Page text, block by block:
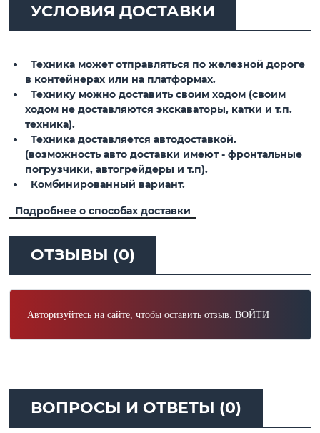
УСЛОВИЯ ДОСТАВКИ
Техника может отправляться по железной дороге
в контейнерах или на платформах.
Технику можно доставить своим ходом (своим
ходом не доставляются экскаваторы, катки и т.п.
техника).
Техника доставляется автодоставкой.
(возможность авто доставки имеют - фронтальные
погрузчики, автогрейдеры и т.п).
Комбинированный вариант.
Подробнее о способах доставки
ОТЗЫВЫ (0)
Авторизуйтесь на сайте, чтобы оставить отзыв. ВОЙТИ
ВОПРОСЫ И ОТВЕТЫ (0)